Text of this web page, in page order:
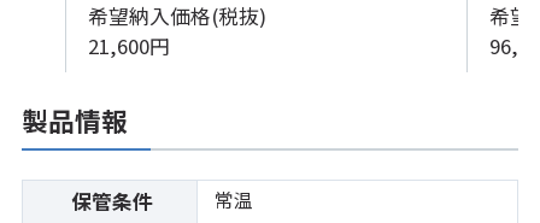
希望納入価格(税抜)
21,600円
希望
製品情報
保管条件 常温